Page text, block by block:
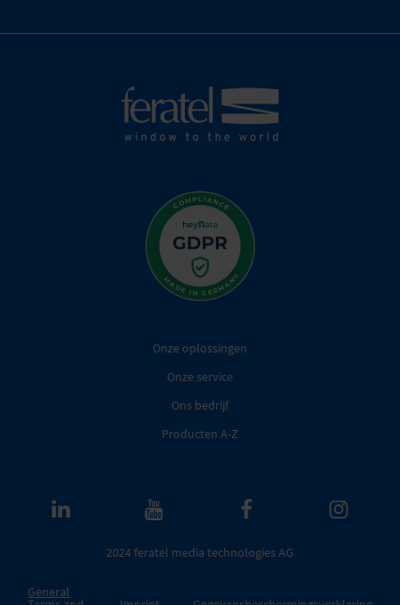
Onze oplossingen
Onze service
Ons bedrijf
Producten A-Z
2024 feratel media technologies AG
General